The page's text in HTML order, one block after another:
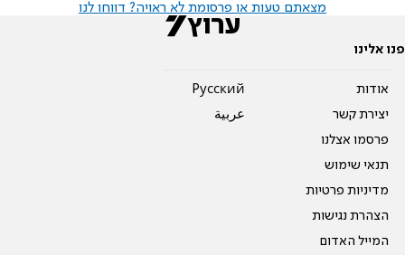
מצאתם טעות או פרסומת לא ראויה? דווחו לנו
פנו אלינו
אודות
יצירת קשר
פרסמו אצלנו
תנאי שימוש
מדיניות פרטיות
הצהרת נגישות
המייל האדום
Pусский
عربية